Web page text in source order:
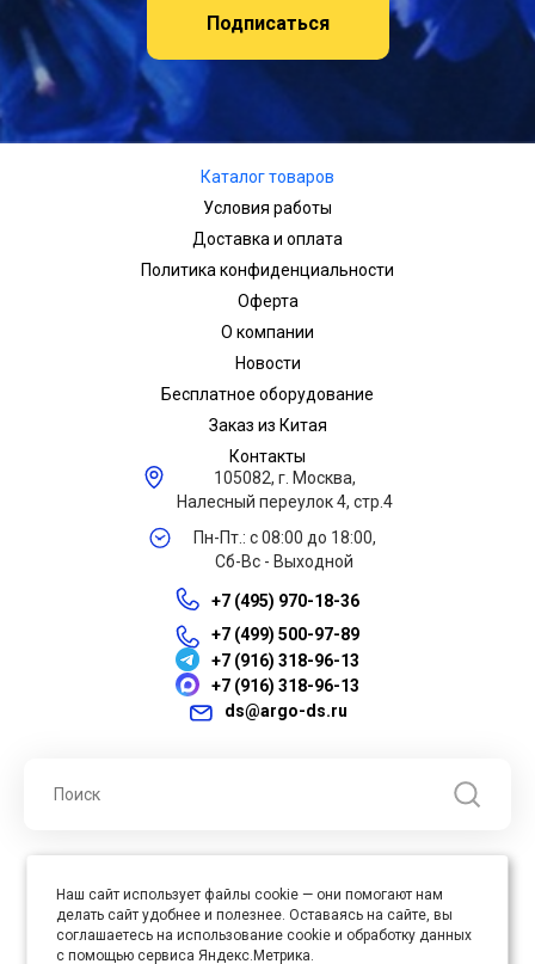
Подписаться
Каталог товаров
Условия работы
Доставка и оплата
Политика конфиденциальности
Оферта
О компании
Новости
Бесплатное оборудование
Заказ из Китая
Контакты
105082, г. Москва,
Налесный переулок 4, стр.4
Пн-Пт.: с 08:00 до 18:00,
Сб-Вс - Выходной
+7 (495) 970-18-36
+7 (499) 500-97-89
+7 (916) 318-96-13
+7 (916) 318-96-13
ds@argo-ds.ru
права защищены
Юр. адрес : 105005, г. Москва, ул. Бауманская, д.20, стр. 3
Наш сайт использует файлы cookie — они помогают нам
делать сайт удобнее и полезнее. Оставаясь на сайте, вы
соглашаетесь на использование cookie и обработку данных
с помощью сервиса Яндекс.Метрика.